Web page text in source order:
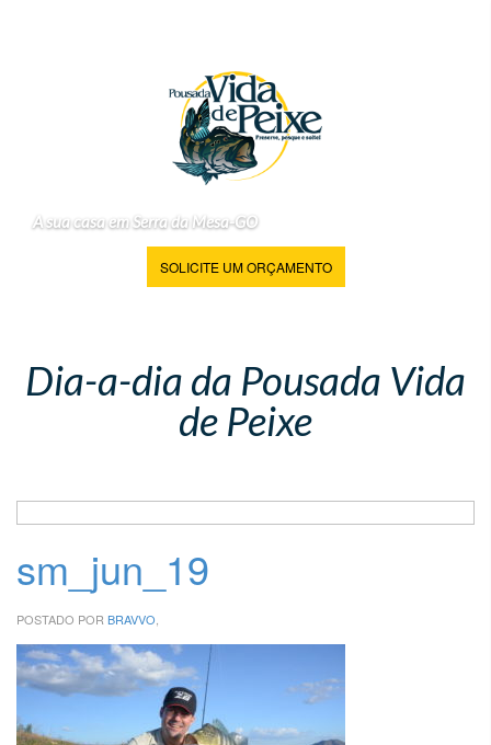
A sua casa em Serra da Mesa-GO
SOLICITE UM ORÇAMENTO
Dia-a-dia da Pousada Vida
de Peixe
sm_jun_19
POSTADO PORBRAVVO,